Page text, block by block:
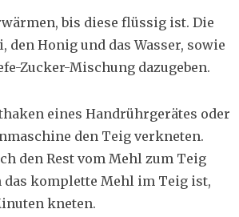
bis diese flüssig ist. Die
den Honig und das Wasser, sowie
Zucker-Mischung dazugeben.
eines Handrührgerätes oder
den Teig verkneten.
den Rest vom Mehl zum Teig
das komplette Mehl im Teig ist,
kneten.